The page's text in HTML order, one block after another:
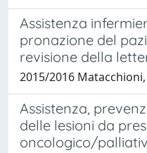
Assistenza
pronazione del
revisione della
2015/2016
Assistenza,
delle lesioni da
oncologico/